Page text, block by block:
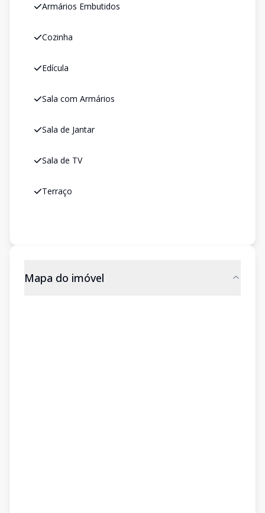
Armários Embutidos
Cozinha
Edícula
Sala com Armários
Sala de Jantar
Sala de TV
Terraço
Mapa do imóvel